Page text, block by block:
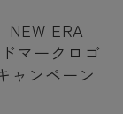
ERA
マークロゴ
ャンペーン